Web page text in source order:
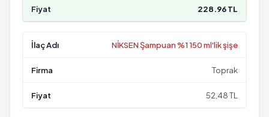
228.96 TL
NİKSEN Şampuan %1 150 ml'lik şişe
Toprak
52,48 TL